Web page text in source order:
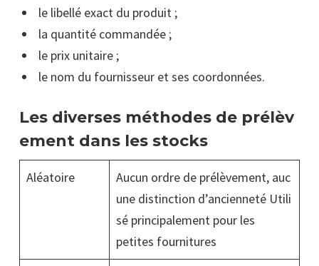
le libellé exact du produit ;
la quantité commandée ;
le prix unitaire ;
le nom du fournisseur et ses coordonnées.
Les diverses méthodes de prélèv
ement dans les stocks
Aléatoire
Aucun ordre de prélèvement, auc
une distinction d’ancienneté Utili
sé principalement pour les
petites fournitures